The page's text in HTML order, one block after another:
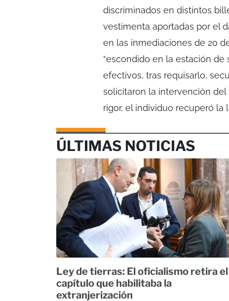
discriminados en distintos
vestimenta aportadas por el
en las inmediaciones de 20
“escondido en la estación de
efectivos, tras requisarlo,
solicitaron la intervención del
rigor, el individuo recuperó la
ÚLTIMAS NOTICIAS
Ley de tierras: El oficialismo retira el
capítulo que habilitaba la
extranjerización